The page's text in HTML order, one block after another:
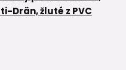
Drän, žluté z PVC